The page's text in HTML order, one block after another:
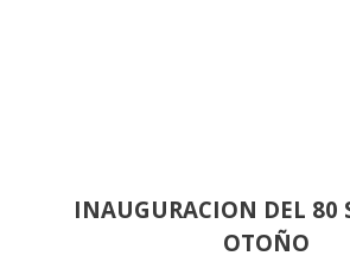
INAUGURACION DEL 80
OTOÑO